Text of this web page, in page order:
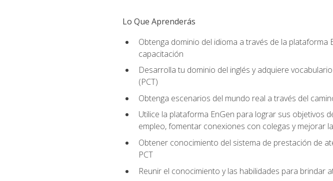
Lo Que Aprenderás
Obtenga dominio del idioma a través de la
capacitación
Desarrolla tu dominio del inglés y adquiere
(PCT)
Obtenga escenarios del mundo real a través del
Utilice la plataforma EnGen para lograr sus objetivos
empleo, fomentar conexiones con colegas y mejorar
Obtener conocimiento del sistema de prestación de
PCT
Reunir el conocimiento y las habilidades para brindar